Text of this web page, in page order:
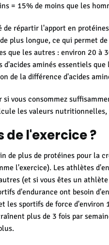
= 15% de moins que les
de répartir l'apport en
plus longue, ce qui permet
que les autres : environ 20 à
aminés essentiels
de la différence d'acides
si vous consommez
les valeurs nutritionnelles,
de l'exercice ?
de plus de protéines pour la
l'exercice). Les athlètes
(et si vous êtes un
d'endurance ont besoin
les sportifs de force d'environ
plus de 3 fois par